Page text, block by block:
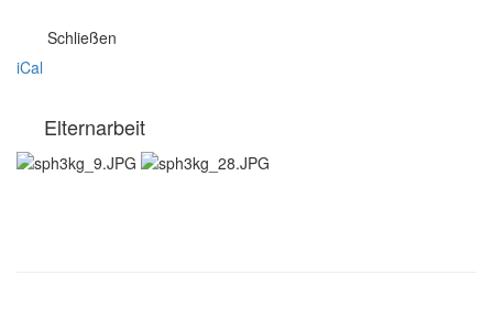
Schließen
iCal
Elternarbeit